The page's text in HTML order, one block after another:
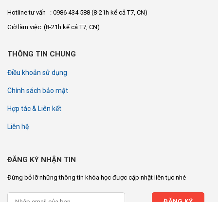
Hotline tư vấn : 0986 434 588 (8-21h kể cả T7, CN)
Giờ làm việc: (8-21h kể cả T7, CN)
THÔNG TIN CHUNG
Điều khoản sử dụng
Chính sách bảo mật
Hợp tác & Liên kết
Liên hệ
ĐĂNG KÝ NHẬN TIN
Đừng bỏ lỡ những thông tin khóa học được cập nhật liên tục nhé